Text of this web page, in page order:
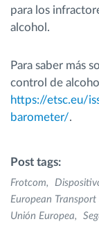
para los
alcohol.
Para saber más
control de
https://etsc.eu/
barometer/.
Post tags:
Frotcom
European Transport
Unión Europea